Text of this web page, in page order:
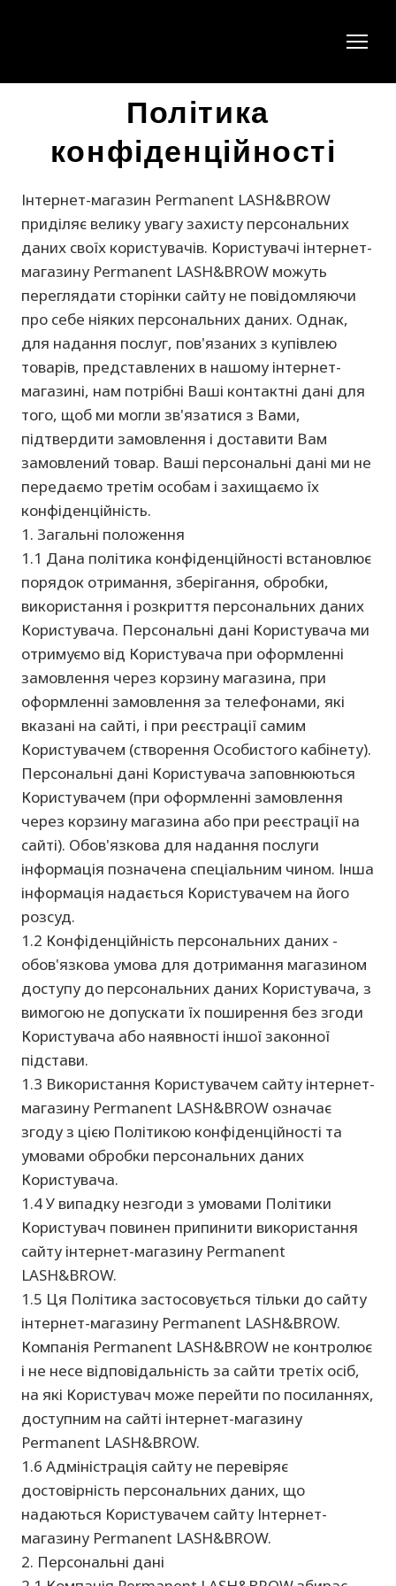
Політика
конфіденційності
Інтернет-магазин Permanent LASH&BROW
приділяє велику увагу захисту персональних
даних своїх користувачів. Користувачі інтернет-
магазину Permanent LASH&BROW можуть
переглядати сторінки сайту не повідомляючи
про себе ніяких персональних даних. Однак,
для надання послуг, пов'язаних з купівлею
товарів, представлених в нашому інтернет-
магазині, нам потрібні Ваші контактні дані для
того, щоб ми могли зв'язатися з Вами,
підтвердити замовлення і доставити Вам
замовлений товар. Ваші персональні дані ми не
передаємо третім особам і захищаємо їх
конфіденційність.
1. Загальні положення
1.1 Дана політика конфіденційності встановлює
порядок отримання, зберігання, обробки,
використання і розкриття персональних даних
Користувача. Персональні дані Користувача ми
отримуємо від Користувача при оформленні
замовлення через корзину магазина, при
оформленні замовлення за телефонами, які
вказані на сайті, і при реєстрації самим
Користувачем (створення Особистого кабінету).
Персональні дані Користувача заповнюються
Користувачем (при оформленні замовлення
через корзину магазина або при реєстрації на
сайті). Обов'язкова для надання послуги
інформація позначена спеціальним чином. Інша
інформація надається Користувачем на його
розсуд.
1.2 Конфіденційність персональних даних -
обов'язкова умова для дотримання магазином
доступу до персональних даних Користувача, з
вимогою не допускати їх поширення без згоди
Користувача або наявності іншої законної
підстави.
1.3 Використання Користувачем сайту інтернет-
магазину Permanent LASH&BROW означає
згоду з цією Політикою конфіденційності та
умовами обробки персональних даних
Користувача.
1.4 У випадку незгоди з умовами Політики
Користувач повинен припинити використання
сайту інтернет-магазину Permanent
LASH&BROW.
1.5 Ця Політика застосовується тільки до сайту
інтернет-магазину Permanent LASH&BROW.
Компанія Permanent LASH&BROW не контролює
і не несе відповідальність за сайти третіх осіб,
на які Користувач може перейти по посиланнях,
доступним на сайті інтернет-магазину
Permanent LASH&BROW.
1.6 Адміністрація сайту не перевіряє
достовірність персональних даних, що
надаються Користувачем сайту Інтернет-
магазину Permanent LASH&BROW.
2. Персональні дані